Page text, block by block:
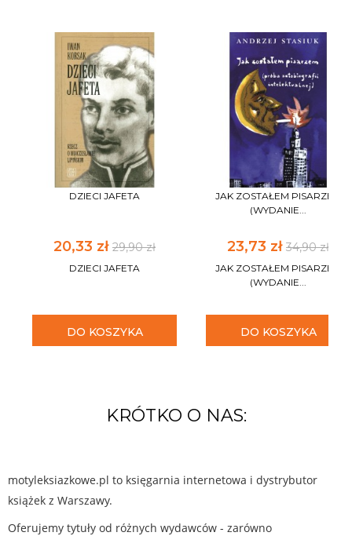
DZIECI JAFETA
20,33 zł 29,90 zł
DZIECI JAFETA
DO KOSZYKA
JAK ZOSTAŁEM PISARZEM
(WYDANIE...
23,73 zł 34,90 zł
JAK ZOSTAŁEM PISARZEM
(WYDANIE...
DO KOSZYKA
KRÓTKO O NAS:
motyleksiazkowe.pl to księgarnia internetowa i dystrybutor
książek z Warszawy.
Oferujemy tytuły od różnych wydawców - zarówno